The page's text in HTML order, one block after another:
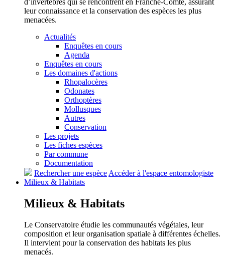
d’invertébrés qui se rencontrent en Franche-Comté, assurant
leur connaissance et la conservation des espèces les plus
menacées.
Actualités
Enquêtes en cours
Agenda
Enquêtes en cours
Les domaines d'actions
Rhopalocères
Odonates
Orthoptères
Mollusques
Autres
Conservation
Les projets
Les fiches espèces
Par commune
Documentation
Rechercher une espèce Accéder à l'espace entomologiste
Milieux & Habitats
Milieux & Habitats
Le Conservatoire étudie les communautés végétales, leur
composition et leur organisation spatiale à différentes échelles.
Il intervient pour la conservation des habitats les plus
menacés.